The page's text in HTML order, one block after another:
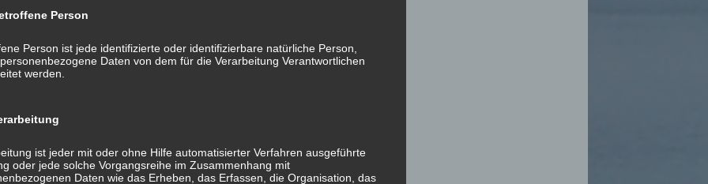
knapp:
2021
gibt es Neues?"
kurz und knapp:
was gibt es Neues?veröffentlicht.
Person
Person ist jede identifizierte oder identifizierbare natürliche Person,
Daten von dem für die Verarbeitung Verantwortlichen
werden.
ist jeder mit oder ohne Hilfe automatisierter Verfahren ausgeführte
oder jede solche Vorgangsreihe im Zusammenhang mit
Daten wie das Erheben, das Erfassen, die Organisation, das